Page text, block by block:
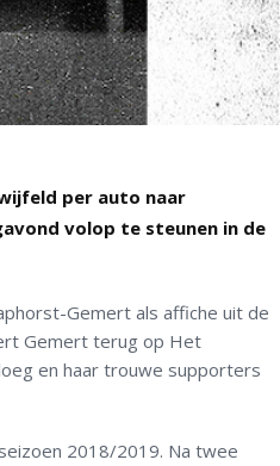
per auto naar
volop te steunen in de
Gemert als affiche uit de
Gemert terug op Het
en haar trouwe supporters
2018/2019. Na twee